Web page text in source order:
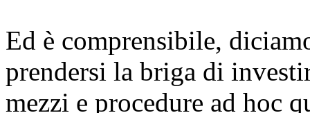
Ed è comprensibile,
prendersi la briga di
mezzi e procedure ad hoc